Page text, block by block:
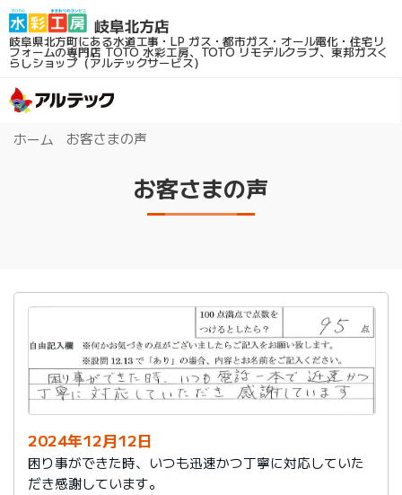
岐阜県北方町にある水道工事・LP ガス・都市ガス・オール電化・住宅リ
フォームの専門店TOTO 水彩工房、TOTO リモデルクラブ、東邦ガスく
らしショップ（アルテックサービス）
ホーム お客さまの声
お客さまの声
2024年12月12日
困り事ができた時、いつも迅速かつ丁寧に対応していた
だき感謝しています。